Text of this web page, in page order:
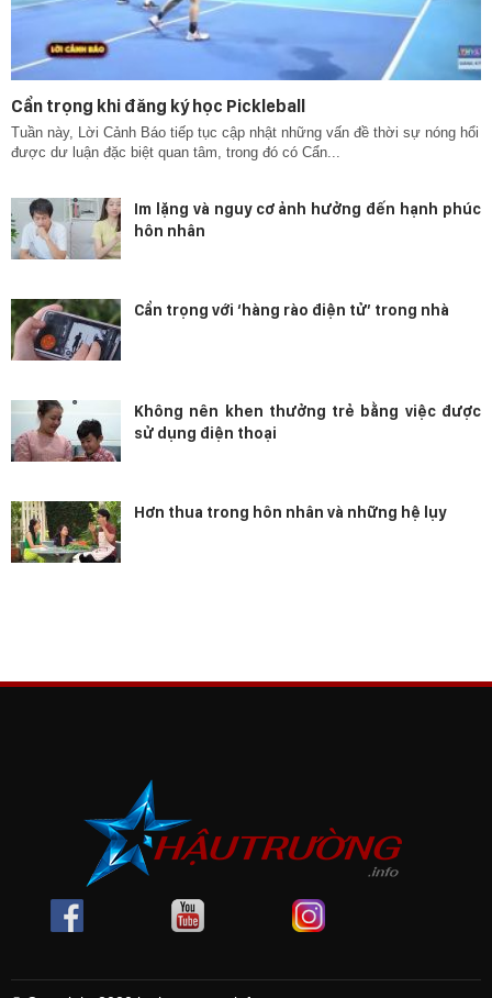
Cẩn trọng khi đăng ký học Pickleball
Tuần này, Lời Cảnh Báo tiếp tục cập nhật những vấn đề thời sự nóng hổi
được dư luận đặc biệt quan tâm, trong đó có Cẩn...
Im lặng và nguy cơ ảnh hưởng đến hạnh phúc
hôn nhân
Cẩn trọng với ‘hàng rào điện tử’ trong nhà
Không nên khen thưởng trẻ bằng việc được
sử dụng điện thoại
Hơn thua trong hôn nhân và những hệ lụy